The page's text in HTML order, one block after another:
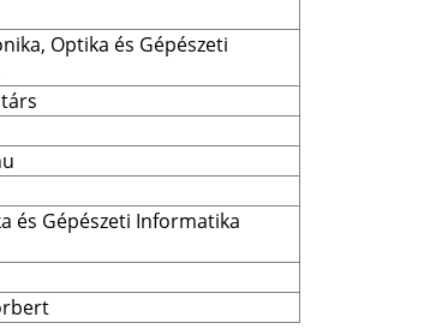
Optika és Gépészeti
és Gépészeti Informatika